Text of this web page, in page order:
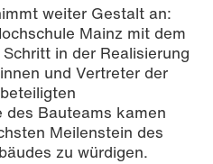
weiter Gestalt an:
Mainz mit dem
in der Realisierung
und Vertreter der
des Bauteams kamen
Meilenstein des
zu würdigen.